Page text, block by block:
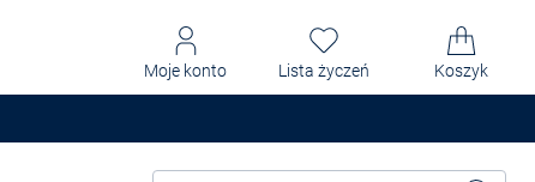
Moje konto Lista życzeń Koszyk